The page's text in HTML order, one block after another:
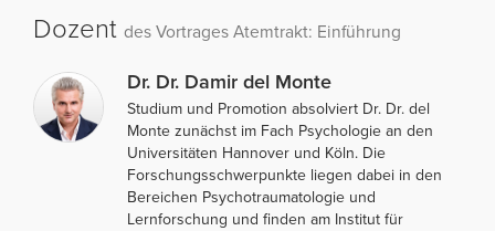
Dozent des Vortrages Atemtrakt: Einführung
Dr. Dr. Damir del Monte
Studium und Promotion absolviert Dr. Dr. del
Monte zunächst im Fach Psychologie an den
Universitäten Hannover und Köln. Die
Forschungsschwerpunkte liegen dabei in den
Bereichen Psychotraumatologie und
Lernforschung und finden am Institut für